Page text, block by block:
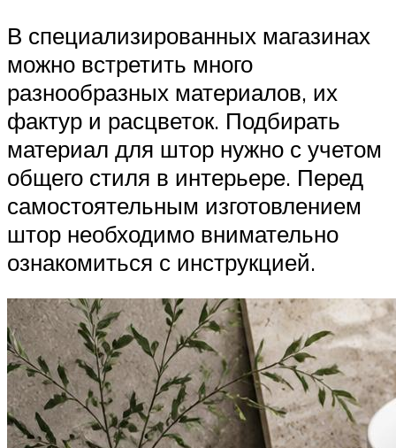
В специализированных магазинах
можно встретить много
разнообразных материалов, их
фактур и расцветок. Подбирать
материал для штор нужно с учетом
общего стиля в интерьере. Перед
самостоятельным изготовлением
штор необходимо внимательно
ознакомиться с инструкцией.